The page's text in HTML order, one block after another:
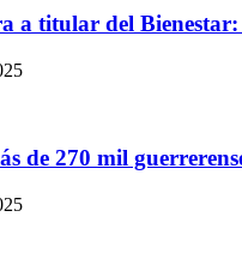
a titular del
de 270 mil